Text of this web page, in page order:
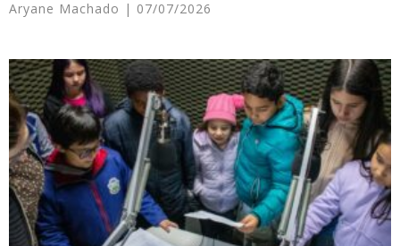
Aryane Machado 07/07/2026